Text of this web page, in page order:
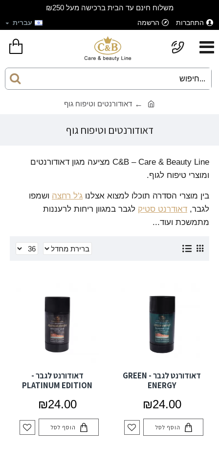
משלוח חינם עד הבית ברכישה מעל ₪250
התחברות הרשמה עברית
דאודורנטים וטיפוח גוף
דאודורנטים וטיפוח גוף
C&B – Care & Beauty Line מציעה מגון דאודורנטים
ומוצרי טיפוח לגוף.
בין מוצרי הסדרה תוכלו למצוא אצלנו ג'ל רחצה ושמפו
לגבר, דאודרנט סטיק לגבר במגוון ריחות לרעננות
מתמשכת ועוד...
דאודורנט לגבר - GREEN
ENERGY
₪24.00
הוסף לסל
דאודורנט לגבר -
PLATINUM EDITION
₪24.00
הוסף לסל